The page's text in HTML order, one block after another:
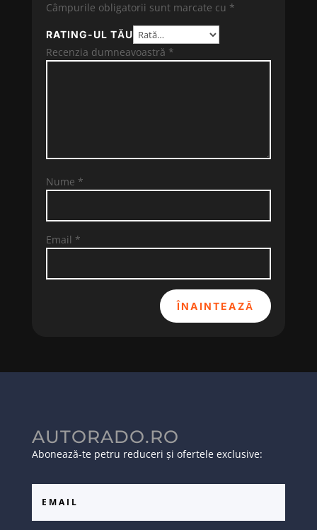
Câmpurile obligatorii sunt marcate cu *
RATING-UL TĂU
Recenzia dumneavoastră *
Nume *
Email *
ÎNAINTEAZĂ
AUTORADO.RO
Abonează-te petru reduceri și ofertele exclusive: